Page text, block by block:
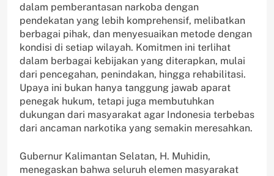
dalam pemberantasan narkoba dengan
pendekatan yang lebih komprehensif, melibatkan
berbagai pihak, dan menyesuaikan metode dengan
kondisi di setiap wilayah. Komitmen ini terlihat
dalam berbagai kebijakan yang diterapkan, mulai
dari pencegahan, penindakan, hingga rehabilitasi.
Upaya ini bukan hanya tanggung jawab aparat
penegak hukum, tetapi juga membutuhkan
dukungan dari masyarakat agar Indonesia terbebas
dari ancaman narkotika yang semakin meresahkan.
Gubernur Kalimantan Selatan, H. Muhidin,
menegaskan bahwa seluruh elemen masyarakat